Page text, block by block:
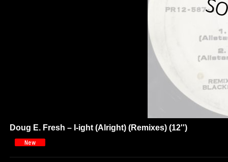
Doug E. Fresh ‎– I-ight (Alright) (Remixes) (12'')